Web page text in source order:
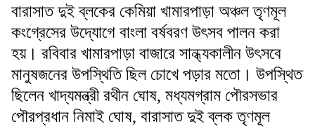
বারাসাত দুই ব্লকের কেমিয়া খামারপাড়া অঞ্চল তৃণমূল
কংগ্রেসের উদ্যোগে বাংলা বর্ষবরণ উৎসব পালন করা
হয়। রবিবার খামারপাড়া বাজারে সান্ধ্যকালীন উৎসবে
মানুষজনের উপস্থিতি ছিল চোখে পড়ার মতো। উপস্থিত
ছিলেন খাদ্যমন্ত্রী রথীন ঘোষ, মধ্যমগ্রাম পৌরসভার
পৌরপ্রধান নিমাই ঘোষ, বারাসাত দুই ব্লক তৃণমূল